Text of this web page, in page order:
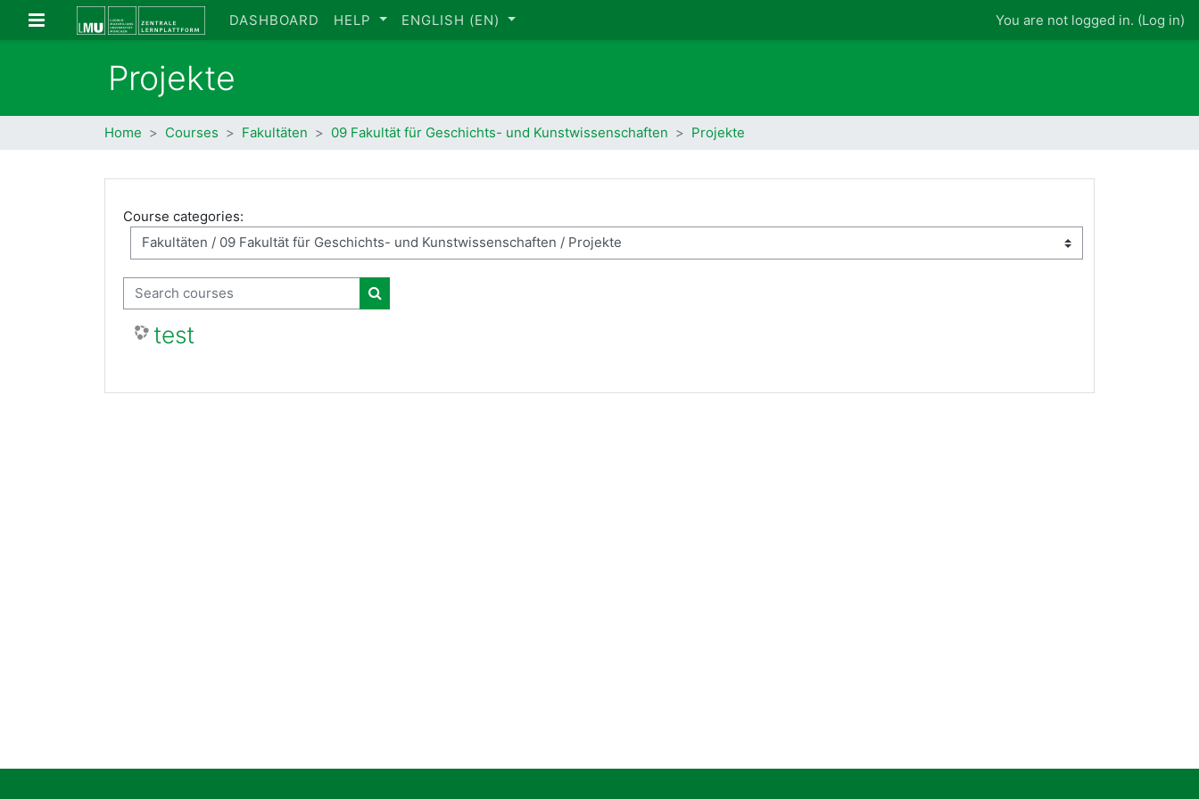
Skip to main content
Side panel DASHBOARD HELP ENGLISH ‎(EN)‎ You are not logged in. (Log in)
Projekte
Home Courses Fakultäten 09 Fakultät für Geschichts- und Kunstwissenschaften Projekte
Course categories:
Search courses
Search courses
test